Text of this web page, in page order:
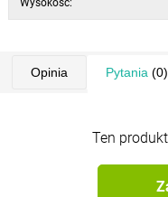
Opinia Pytania (0)
Ten